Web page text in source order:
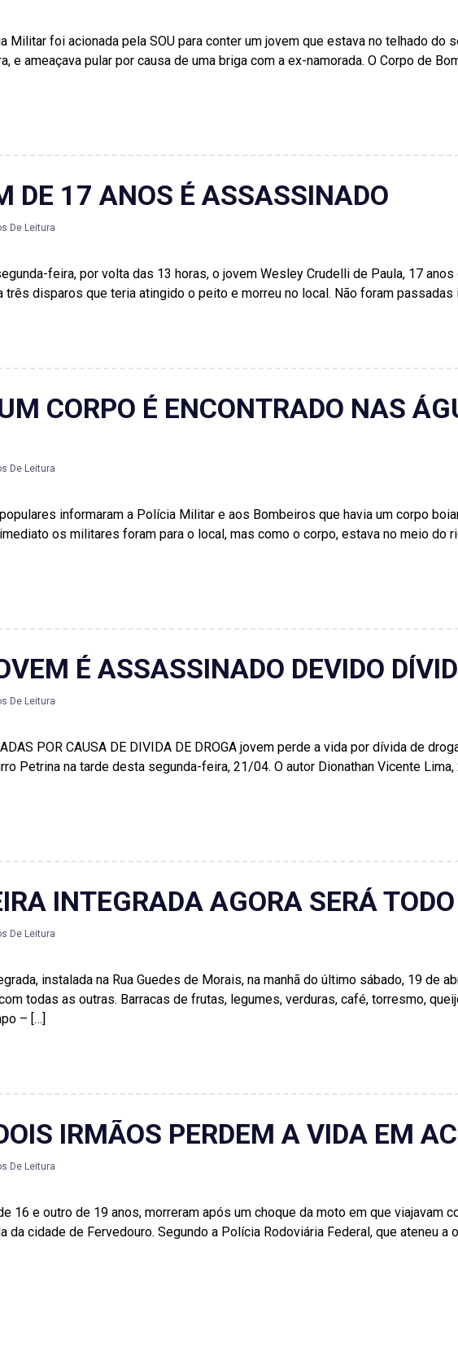
foi acionada pela SOU para conter um jovem que estava no telhado do
e ameaçava pular por causa de uma briga com a ex-namorada. O Corpo de
DE 17 ANOS É ASSASSINADO
De Leitura
feira, por volta das 13 horas, o jovem Wesley Crudelli de Paula, 17
três disparos que teria atingido o peito e morreu no local. Não foram
CORPO É ENCONTRADO NAS
De Leitura
informaram a Polícia Militar e aos Bombeiros que havia um corpo
os militares foram para o local, mas como o corpo, estava no meio do
É ASSASSINADO DEVIDO
De Leitura
POR CAUSA DE DIVIDA DE DROGA jovem perde a vida por dívida de
Petrina na tarde desta segunda-feira, 21/04. O autor Dionathan Vicente
INTEGRADA AGORA SERÁ
De Leitura
instalada na Rua Guedes de Morais, na manhã do último sábado, 19 de
todas as outras. Barracas de frutas, legumes, verduras, café, torresmo,
– […]
IRMÃOS PERDEM A VIDA EM
De Leitura
16 e outro de 19 anos, morreram após um choque da moto em que viajavam
da cidade de Fervedouro. Segundo a Polícia Rodoviária Federal, que ateneu a